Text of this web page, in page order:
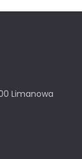
Limanowa